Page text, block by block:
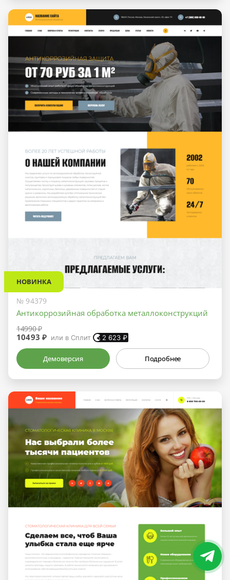
НОВИНКА
№ 94379
Антикоррозийная обработка металлоконструкций
14990 ₽
10493 ₽ или в Сплит 2 623 ₽
Демоверсия Подробнее